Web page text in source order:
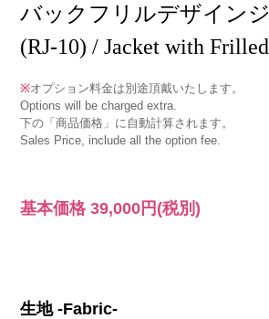
バックフリルデザイン
(RJ-10) / Jacket with
※オプション料金は別途頂戴いたします。
Options will be charged extra.
下の「商品価格」に自動計算されます。
Sales Price, include all the option fee.
基本価格39,000円 (税別)
生地 -Fabric-